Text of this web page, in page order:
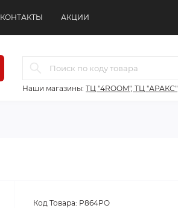
КОНТАКТЫ АКЦИИ
Наши магазины: ТЦ "4ROOM", ТЦ "АРАКС"
Код Товара: P864PO